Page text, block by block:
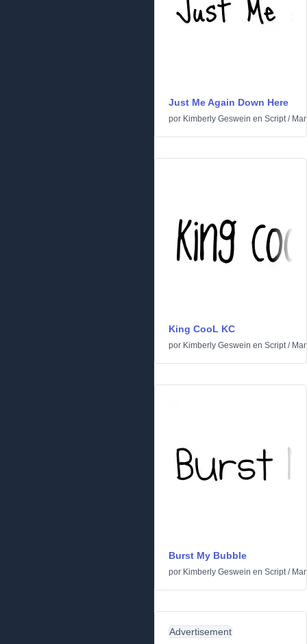
Just Me Again Down Here
por Kimberly Geswein en Script/
King CooL KC
por Kimberly Geswein en Script/
Burst My Bubble
por Kimberly Geswein en Script/
Advertisement